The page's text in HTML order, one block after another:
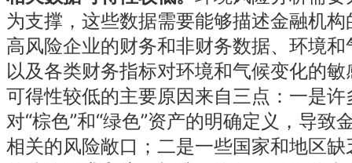
为支撑，这些数据需要能够描述金融机
高风险企业的财务和非财务数据、环境
以及各类财务指标对环境和气候变化的
可得性较低的主要原因来自三点：一是
对“棕色”和“绿色”资产的明确定义，导致
相关的风险敞口；二是一些国家和地区